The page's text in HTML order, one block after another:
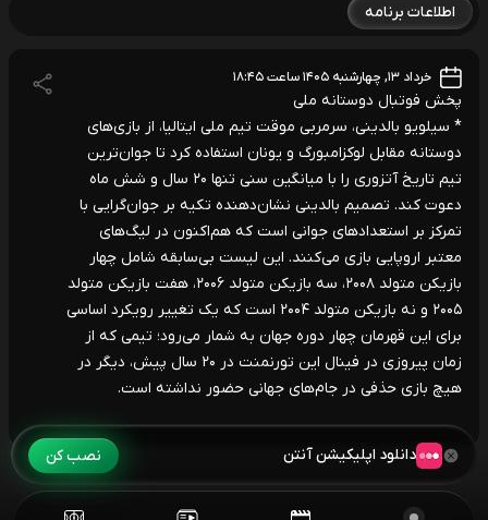
اطلاعات برنامه
خرداد ۱۳, چهارشنبه ۱۴۰۵ ساعت ۱۸:۴۵
پخش فوتبال دوستانه ملی
* سیلویو بالدینی، سرمربی موقت تیم ملی ایتالیا، از بازی‌های
دوستانه مقابل لوکزامبورگ و یونان استفاده کرد تا جوان‌ترین
تیم تاریخ آتزوری را با میانگین سنی تنها ۲۰ سال و شش ماه
دعوت کند. تصمیم بالدینی نشان‌دهنده تکیه بر جوان‌گرایی با
تمرکز بر استعدادهای جوانی است که هم‌اکنون در لیگ‌های
معتبر اروپایی بازی می‌کنند. این لیست بی‌سابقه شامل چهار
بازیکن متولد ۲۰۰۸، سه بازیکن متولد ۲۰۰۶، هفت بازیکن متولد
۲۰۰۵ و نه بازیکن متولد ۲۰۰۴ است که یک تغییر رویکرد اساسی
برای این قهرمان چهار دوره جهان به شمار می‌رود؛ تیمی که از
زمان پیروزی در فینال این تورنمنت در ۲۰ سال پیش، دیگر در
هیچ بازی حذفی در جام‌های جهانی حضور نداشته است.
دانلود اپلیکیشن آنتن نصب کن